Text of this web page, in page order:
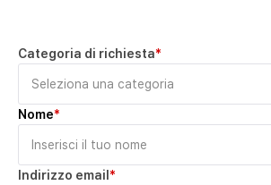
Categoria di richiesta*
Nome*
Indirizzo email *